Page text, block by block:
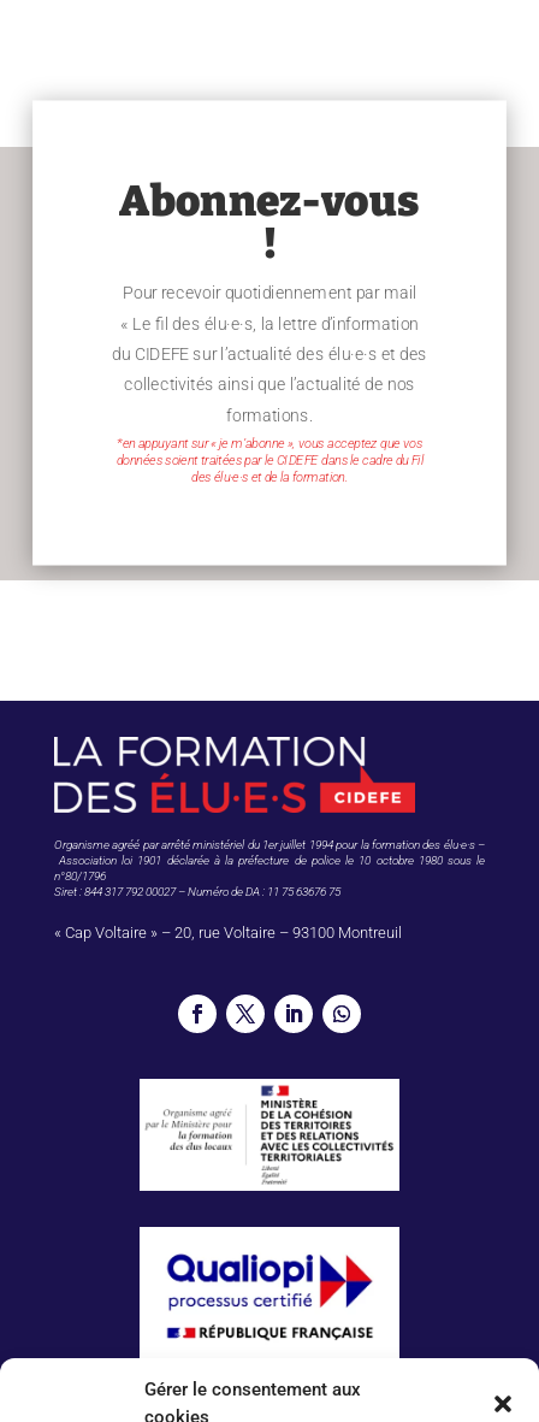
Gérer le consentement aux
cookies
Abonnez-vous
!
Pour recevoir quotidiennement par mail
« Le fil des élu·e·s, la lettre d’information
du CIDEFE sur l’actualité des élu·e·s et des
collectivités ainsi que l’actualité de nos
formations.
*en appuyant sur « je m’abonne », vous acceptez que vos
données soient traitées par le CIDEFE dans le cadre du Fil
des élu·e·s et de la formation.
Organisme agréé par arrêté ministériel du 1er juillet 1994 pour la formation des élu·e·s –
Association loi 1901 déclarée à la préfecture de police le 10 octobre 1980 sous le
n°80/1796
Siret : 844 317 792 00027 – Numéro de DA : 11 75 63676 75
« Cap Voltaire » – 20, rue Voltaire – 93100 Montreuil
La certification qualité a été délivrée au titre
de la catégorie d’action suivante :